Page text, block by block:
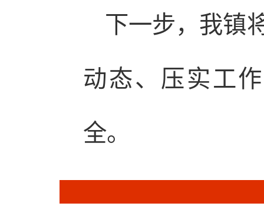
下一步，我镇
动态、压实工
全。